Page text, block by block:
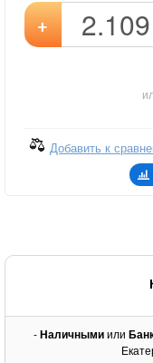
+
Добавить к
-Наличнымиили